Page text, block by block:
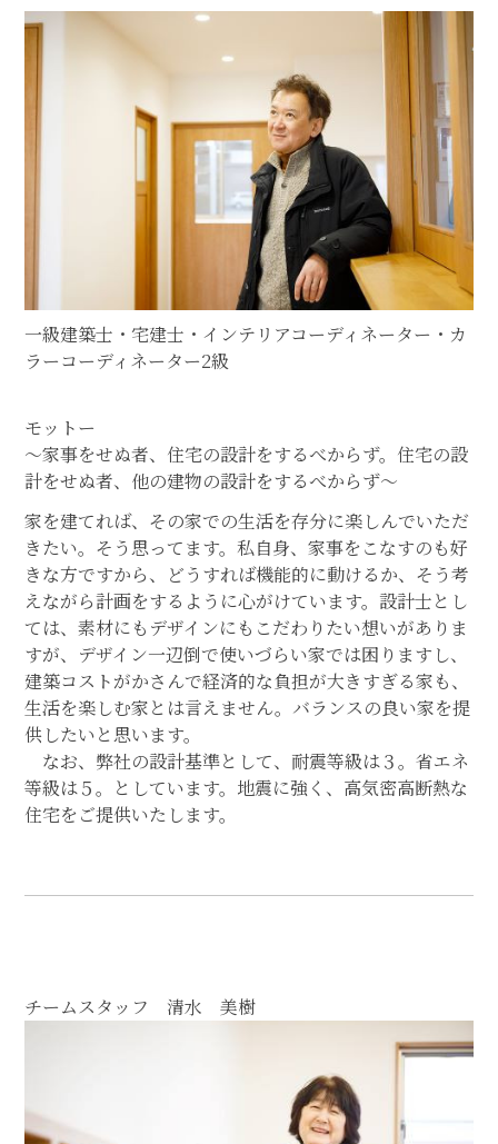
一級建築士・宅建士・インテリアコーディネーター・カ
ラーコーディネーター2級
モットー
～家事をせぬ者、住宅の設計をするべからず。住宅の設
計をせぬ者、他の建物の設計をするべからず～
家を建てれば、その家での生活を存分に楽しんでいただ
きたい。そう思ってます。私自身、家事をこなすのも好
きな方ですから、どうすれば機能的に動けるか、そう考
えながら計画をするように心がけています。設計士とし
ては、素材にもデザインにもこだわりたい想いがありま
すが、デザイン一辺倒で使いづらい家では困りますし、
建築コストがかさんで経済的な負担が大きすぎる家も、
生活を楽しむ家とは言えません。バランスの良い家を提
供したいと思います。
なお、弊社の設計基準として、耐震等級は３。省エネ
等級は５。としています。地震に強く、高気密高断熱な
住宅をご提供いたします。
チームスタッフ 清水 美樹